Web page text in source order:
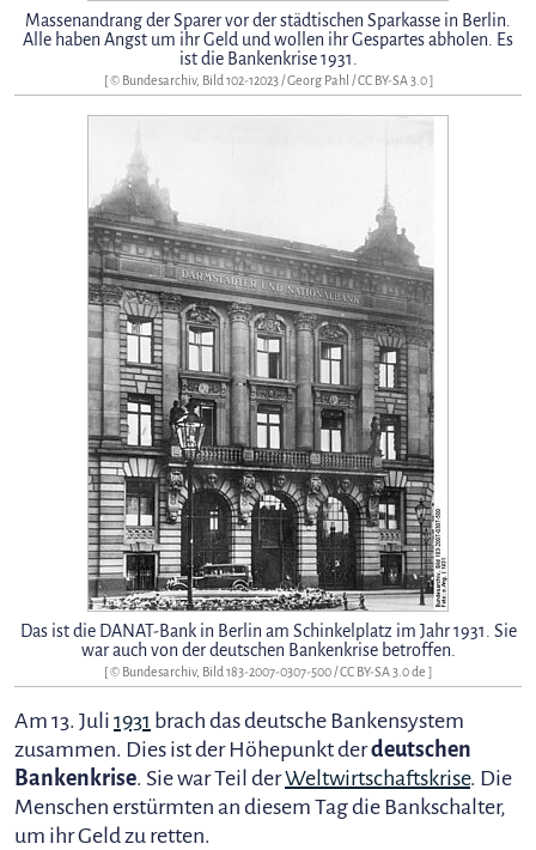
Massenandrang der Sparer vor der städtischen Sparkasse in Berlin.
Alle haben Angst um ihr Geld und wollen ihr Gespartes abholen. Es
ist die Bankenkrise 1931.
[ © Bundesarchiv, Bild 102-12023 / Georg Pahl /CC BY-SA 3.0]
Das ist die DANAT-Bank in Berlin am Schinkelplatz im Jahr 1931. Sie
war auch von der deutschen Bankenkrise betroffen.
[ © Bundesarchiv, Bild 183-2007-0307-500 /CC BY-SA 3.0 de ]
Am 13. Juli 1931 brach das deutsche Bankensystem
zusammen. Dies ist der Höhepunkt derdeutschen
Bankenkrise. Sie war Teil derWeltwirtschaftskrise. Die
Menschen erstürmten an diesem Tag die Bankschalter,
um ihr Geld zu retten.